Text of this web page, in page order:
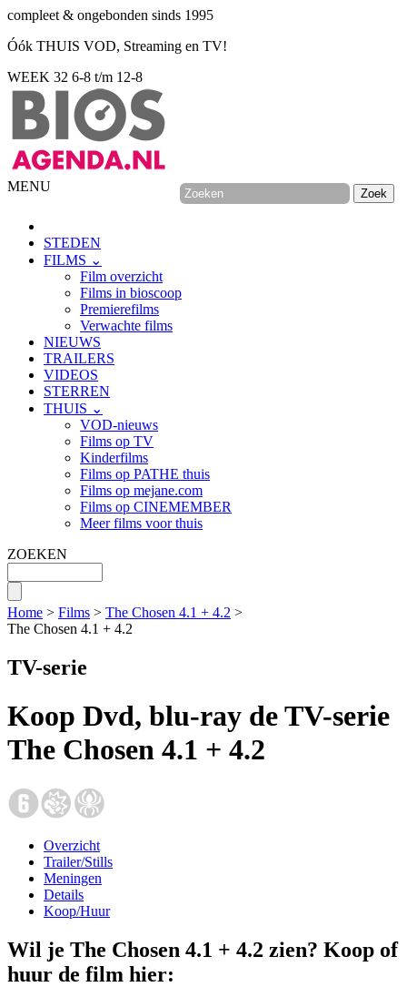
compleet & ongebonden sinds 1995
Óók THUIS VOD, Streaming en TV!
WEEK 32 6-8 t/m 12-8
MENU
STEDEN
FILMS ⌄
Film overzicht
Films in bioscoop
Premierefilms
Verwachte films
NIEUWS
TRAILERS
VIDEOS
STERREN
THUIS ⌄
VOD-nieuws
Films op TV
Kinderfilms
Films op PATHE thuis
Films op mejane.com
Films op CINEMEMBER
Meer films voor thuis
ZOEKEN
Home > Films > The Chosen 4.1 + 4.2 >
The Chosen 4.1 + 4.2
TV-serie
Koop Dvd, blu-ray de TV-serie
The Chosen 4.1 + 4.2
Overzicht
Trailer/Stills
Meningen
Details
Koop/Huur
Wil je The Chosen 4.1 + 4.2 zien? Koop of
huur de film hier: